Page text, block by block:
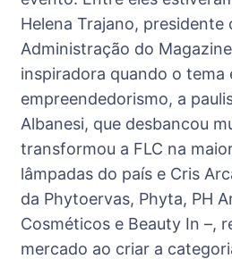
Helena Trajano, presidente
Administração do
inspiradora quando o tema
empreendedorismo, a
Albanesi, que desbancou
transformou a FLC na
lâmpadas do país e Cris
da Phytoervas, Phyta, PH
Cosméticos e Beauty In –,
mercado ao criar a